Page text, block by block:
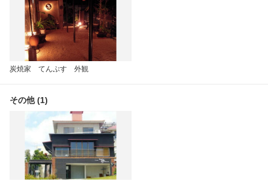
炭焼家 てんぷす 外観
その他 (1)